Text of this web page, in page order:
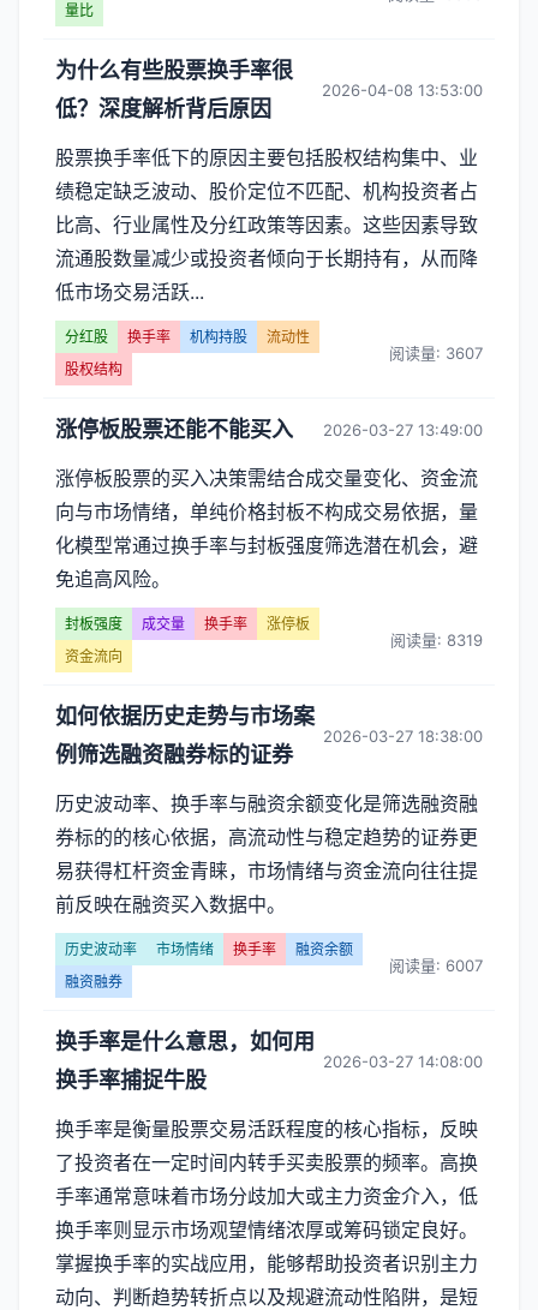
量比
为什么有些股票换手率很
低？深度解析背后原因
2026-04-08 13:53:00
股票换手率低下的原因主要包括股权结构集中、业
绩稳定缺乏波动、股价定位不匹配、机构投资者占
比高、行业属性及分红政策等因素。这些因素导致
流通股数量减少或投资者倾向于长期持有，从而降
低市场交易活跃...
分红股 换手率 机构持股
流动性
股权结构
阅读量: 3607
涨停板股票还能不能买入 2026-03-27 13:49:00
涨停板股票的买入决策需结合成交量变化、资金流
向与市场情绪，单纯价格封板不构成交易依据，量
化模型常通过换手率与封板强度筛选潜在机会，避
免追高风险。
封板强度 成交量 换手率
涨停板
资金流向
阅读量: 8319
如何依据历史走势与市场案
例筛选融资融券标的证券
2026-03-27 18:38:00
历史波动率、换手率与融资余额变化是筛选融资融
券标的的核心依据，高流动性与稳定趋势的证券更
易获得杠杆资金青睐，市场情绪与资金流向往往提
前反映在融资买入数据中。
历史波动率 市场情绪 换手率
融资余额
融资融券
阅读量: 6007
换手率是什么意思，如何用
换手率捕捉牛股
2026-03-27 14:08:00
换手率是衡量股票交易活跃程度的核心指标，反映
了投资者在一定时间内转手买卖股票的频率。高换
手率通常意味着市场分歧加大或主力资金介入，低
换手率则显示市场观望情绪浓厚或筹码锁定良好。
掌握换手率的实战应用，能够帮助投资者识别主力
动向、判断趋势转折点以及规避流动性陷阱，是短